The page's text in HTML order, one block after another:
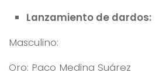
Lanzamiento de dardos:
Masculino:
Oro: Paco Medina Suárez